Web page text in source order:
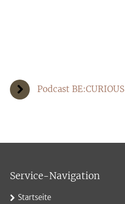
Podcast BE:CURIOUS
Service-Navigation
Startseite